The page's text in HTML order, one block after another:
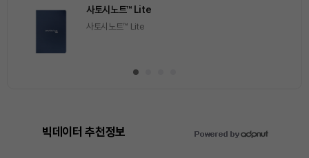
사토시노트™ Lite
사토시노트™ Lite
빅데이터 추천정보